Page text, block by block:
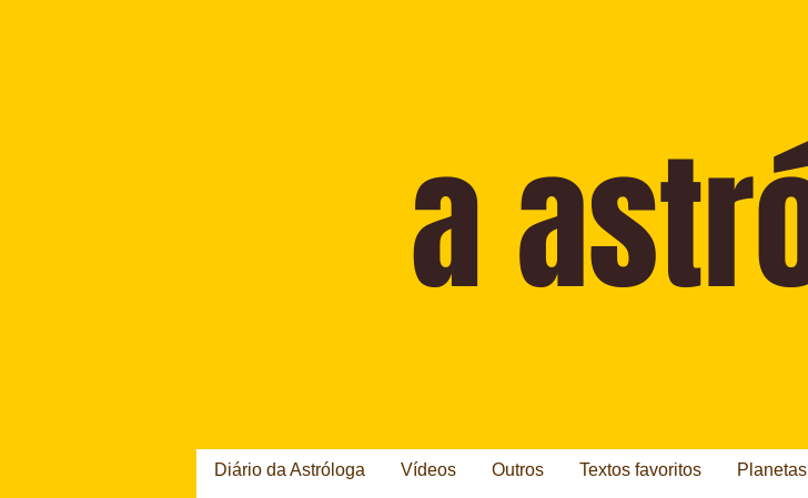
Diário da Astróloga Vídeos Outros Textos favoritos Planetas